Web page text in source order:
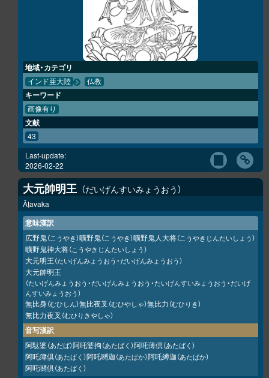
地域・カテゴリ
インド亜大陸 仏教
キーワード
画像有り
文献
43
Last-update:
2026-02-22
大元帥明王 だいげんすいみょうおう
Āṭavaka
意味漢訳
広野鬼（こうやき）曠野鬼（こうやき）曠野鬼人大将（こうやきじんたいしょう）
曠野鬼神大将（こうやきじんたいしょう）
大元明王（たいげんみょうおう・だいげんみょうおう）
大元帥明王
（たいげんみょうおう・だいげんみょうおう・たいげんすいみょうおう・だいげ
んすいみょうおう）
無比身（むひしん）無比夜叉 （むひやしゃ）無比力（むひりき）
無比力夜叉 （むひりきやしゃ）
音写漢訳
阿駄婆（あだば）阿吒婆拘（あたばく）阿吒薄倶（あたばく）
阿吒簿倶（あたばく）阿吒嚩迦（あたばか）阿吒縛迦（あたばか）
阿吒嚩倶（あたばく）